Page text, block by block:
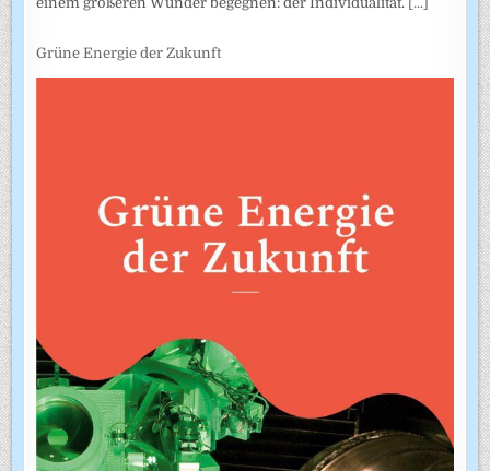
Grüne Energie der Zukunft